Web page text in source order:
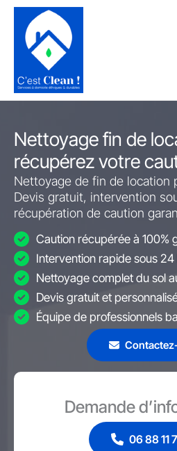
Aller
contenu
Nettoyage fin de
récupérez votre
Nettoyage de fin de location
Devis gratuit, intervention
récupération de caution
Caution récupérée à 100%
Intervention rapide sous 24
Nettoyage complet du sol
Devis gratuit et
Équipe de professionnels
Demande
06 88 11